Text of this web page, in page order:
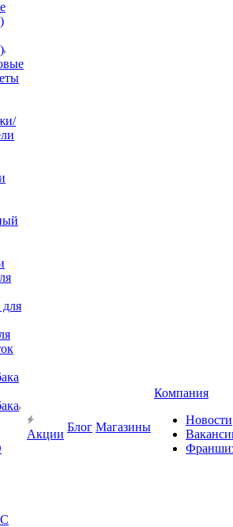
Акции
Блог Магазины
Компания
Новости